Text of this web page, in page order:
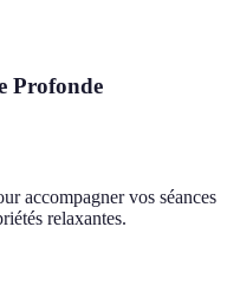
Profonde
accompagner vos séances
relaxantes.